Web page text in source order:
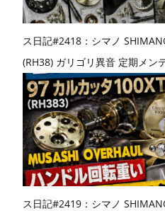
ス日記#2418：シマノ
(RH38) ガリゴリ異音 定期メン
ス日記#2419：シマノ